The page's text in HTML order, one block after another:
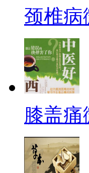
颈椎病
膝盖